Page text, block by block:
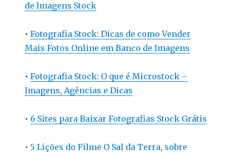
de Imagens Stock
•Fotografia Stock: Dicas de como Vender
Mais Fotos Online em Banco de Imagens
•Fotografia Stock: O que é Microstock –
Imagens, Agências e Dicas
• 6 Sites para Baixar Fotografias Stock Grátis
•5 Lições do Filme O Sal da Terra, sobre